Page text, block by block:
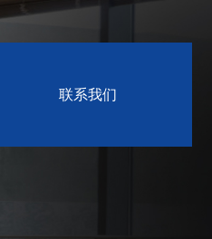
联系我们